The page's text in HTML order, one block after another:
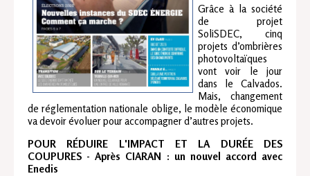
Grâce à la société
de projet
SoliSDEC, cinq
projets d’ombrières
photovoltaïques
vont voir le jour
dans le Calvados.
Mais, changement
de réglementation nationale oblige, le modèle économique
va devoir évoluer pour accompagner d’autres projets.
POUR RÉDUIRE L'IMPACT ET LA DURÉE DES
COUPURES - Après CIARAN : un nouvel accord avec
Enedis